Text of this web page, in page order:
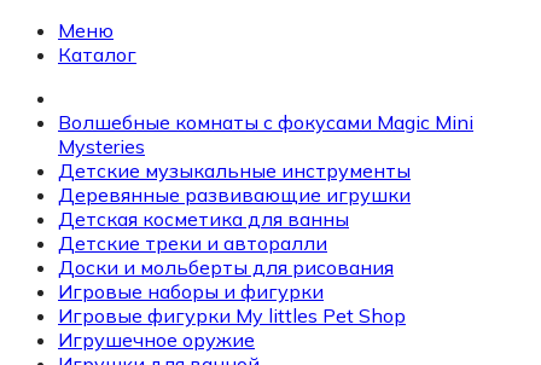
Меню
Каталог
Волшебные комнаты с фокусами Magic Mini
Mysteries
Детские музыкальные инструменты
Деревянные развивающие игрушки
Детская косметика для ванны
Детские треки и авторалли
Доски и мольберты для рисования
Игровые наборы и фигурки
Игровые фигурки My littles Pet Shop
Игрушечное оружие